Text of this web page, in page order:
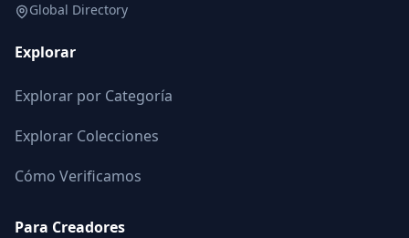
Global Directory
Explorar
Explorar por Categoría
Explorar Colecciones
Cómo Verificamos
Para Creadores